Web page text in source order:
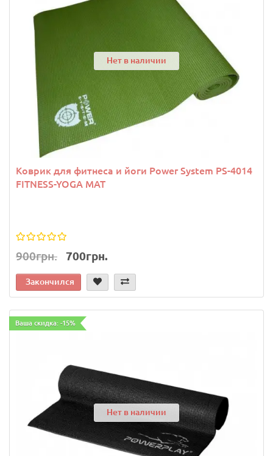
Нет в наличии
Коврик для фитнеса и йоги Power System PS-4014
FITNESS-YOGA MAT
900грн. 700грн.
Закончился
Ваша скидка: -15%
Нет в наличии